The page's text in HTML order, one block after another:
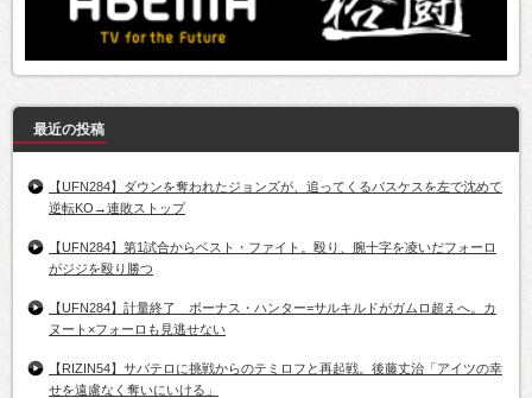
最近の投稿
【UFN284】ダウンを奪われたジョンズが、追ってくるバスケスを左で沈めて
逆転KO→連敗ストップ
【UFN284】第1試合からベスト・ファイト。殴り、腕十字を凌いだフォーロ
がジジを殴り勝つ
【UFN284】計量終了 ボーナス・ハンター=サルキルドがガムロ超えへ。カ
ヌート×フォーロも見逃せない
【RIZIN54】サバテロに挑戦からのテミロフと再起戦。後藤丈治「アイツの幸
せを遠慮なく奪いにいける」